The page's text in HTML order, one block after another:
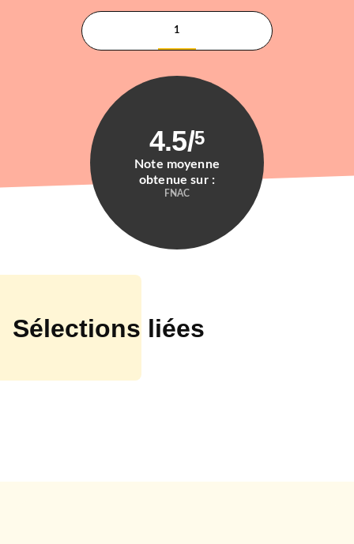
1
4.5/5
Note moyenne
obtenue sur :
FNAC
Sélections liées